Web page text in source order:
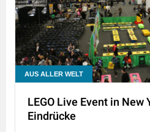
AUS ALLER WELT
LEGO Live Event in New
Eindrücke